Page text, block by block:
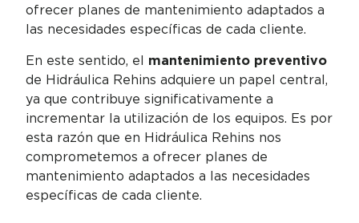
ofrecer planes de mantenimiento adaptados a
las necesidades específicas de cada cliente.
En este sentido, el mantenimiento preventivo
de Hidráulica Rehins adquiere un papel central,
ya que contribuye significativamente a
incrementar la utilización de los equipos. Es por
esta razón que en Hidráulica Rehins nos
comprometemos a ofrecer planes de
mantenimiento adaptados a las necesidades
específicas de cada cliente.